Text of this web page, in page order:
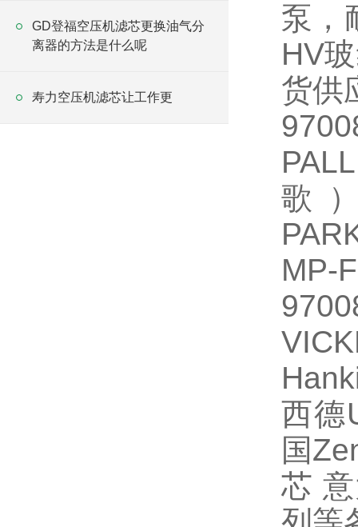
GD登福空压机滤芯更换油气分
离器的方法是什么呢
寿力空压机滤芯让工作更
泵，
HV
货供
歌
MP-
西德
国
芯